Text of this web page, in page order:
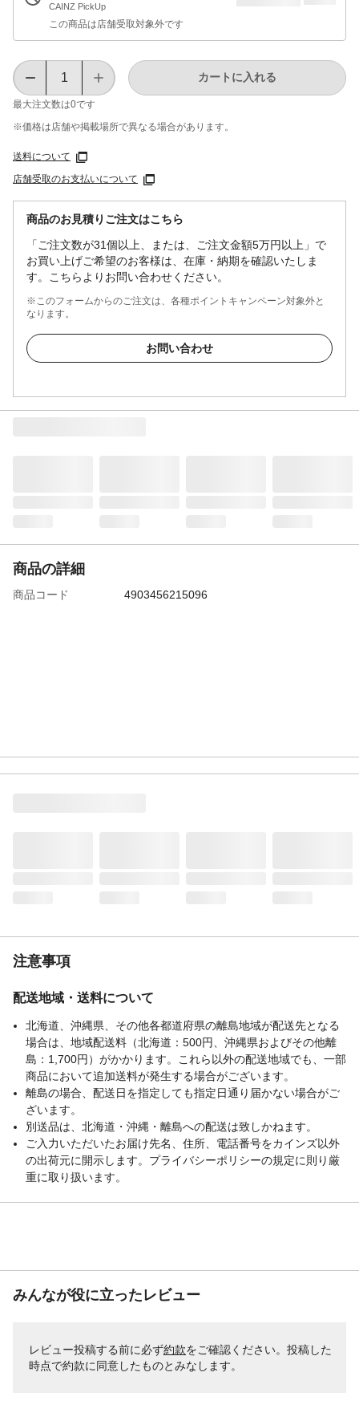
CAINZ PickUp
この商品は店舗受取対象外です
最大注文数は0です
カートに入れる
※価格は​店舗や​掲載場所で​異なる​場合が​あります。
送料について
店舗受取のお支払いについて
商品のお見積りご注文はこちら
「ご注文数が31個以上、または、ご注文金額5万円以上」で
お買い上げご希望のお客様は、在庫・納期を確認いたしま
す。こちらよりお問い合わせください。
※このフォームからのご注文は、各種ポイントキャンペーン対象外と
なります。
お問い合わせ
商品の詳細
商品コード 4903456215096
注意事項
配送地域・送料について
北海道、沖縄県、その他各都道府県の離島地域が配送先となる
場合は、地域配送料（北海道：500円、沖縄県およびその他離
島：1,700円）がかかります。これら以外の配送地域でも、一部
商品において追加送料が発生する場合がございます。
離島の場合、配送日を指定しても指定日通り届かない場合がご
ざいます。
別送品は、北海道・沖縄・離島への配送は致しかねます。
ご入力いただいたお届け先名、住所、電話番号をカインズ以外
の出荷元に開示します。プライバシーポリシーの規定に則り厳
重に取り扱います。
みんなが役に立ったレビュー
レビュー投稿する前に必ず約款をご確認ください。投稿した
時点で約款に同意したものとみなします。